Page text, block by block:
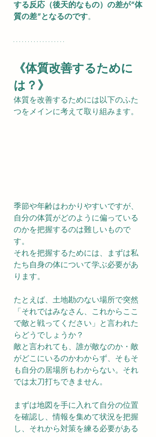
する反応（後天的なもの）の差が“体
質の差”となるのです。
《体質改善するために
は？》
体質を改善するためには以下のふた
つをメインに考えて取り組みます。
季節や年齢はわかりやすいですが、
自分の体質がどのように偏っている
のかを把握するのは難しいもので
す。
それを把握するためには、まずは私
たち自身の体について学ぶ必要があ
ります。
たとえば、土地勘のない場所で突然
「それではみなさん、これからここ
で敵と戦ってください」と言われた
らどうでしょうか？
敵と言われても、誰が敵なのか・敵
がどこにいるのかわからず、そもそ
も自分の居場所もわからない。それ
では太刀打ちできません。
まずは地図を手に入れて自分の位置
を確認し、情報を集めて状況を把握
し、それから対策を練る必要がある